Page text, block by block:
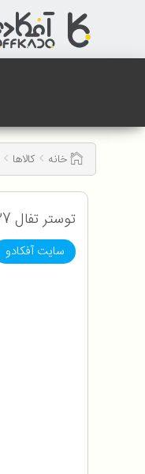
خانه کالاها
توستر تفال TT2M1B27 با ضمانت اصالت و سلامت کالا به همراه 12 ماه گارانتی
سایت آفکادو